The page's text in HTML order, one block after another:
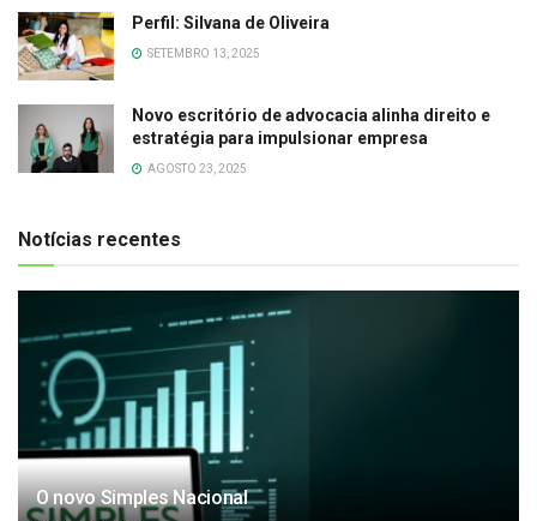
Perfil: Silvana de Oliveira
SETEMBRO 13, 2025
Novo escritório de advocacia alinha direito e
estratégia para impulsionar empresa
AGOSTO 23, 2025
Notícias recentes
O novo Simples Nacional